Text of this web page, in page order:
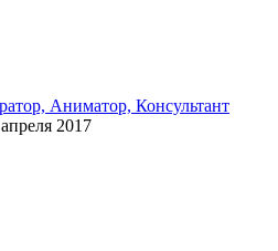
Аниматор, Консультант
2017